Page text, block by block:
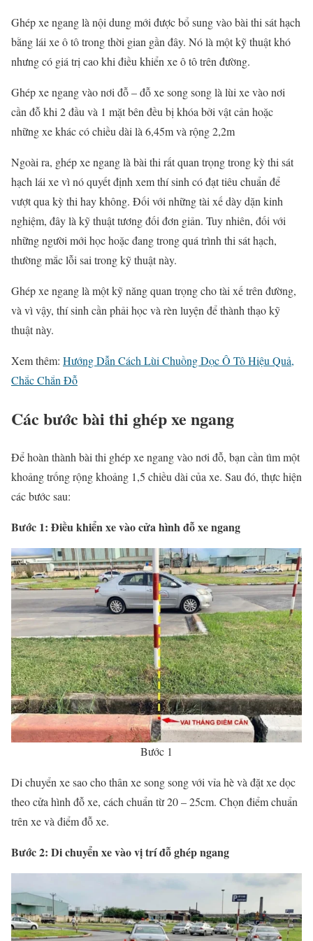
Ghép xe ngang là nội dung mới được bổ sung vào bài thi sát hạch
bằng lái xe ô tô trong thời gian gần đây. Nó là một kỹ thuật khó
nhưng có giá trị cao khi điều khiển xe ô tô trên đường.
Ghép xe ngang vào nơi đỗ – đỗ xe song song là lùi xe vào nơi
cần đỗ khi 2 đầu và 1 mặt bên đều bị khóa bởi vật cản hoặc
những xe khác có chiều dài là 6,45m và rộng 2,2m
Ngoài ra, ghép xe ngang là bài thi rất quan trọng trong kỳ thi sát
hạch lái xe vì nó quyết định xem thí sinh có đạt tiêu chuẩn để
vượt qua kỳ thi hay không. Đối với những tài xế dày dặn kinh
nghiệm, đây là kỹ thuật tương đối đơn giản. Tuy nhiên, đối với
những người mới học hoặc đang trong quá trình thi sát hạch,
thường mắc lỗi sai trong kỹ thuật này.
Ghép xe ngang là một kỹ năng quan trọng cho tài xế trên đường,
và vì vậy, thí sinh cần phải học và rèn luyện để thành thạo kỹ
thuật này.
Xem thêm: Hướng Dẫn Cách Lùi Chuồng Dọc Ô Tô Hiệu Quả,
Chắc Chắn Đỗ
Các bước bài thi ghép xe ngang
Để hoàn thành bài thi ghép xe ngang vào nơi đỗ, bạn cần tìm một
khoảng trống rộng khoảng 1,5 chiều dài của xe. Sau đó, thực hiện
các bước sau:
Bước 1: Điều khiển xe vào cửa hình đỗ xe ngang
Bước 1
Di chuyển xe sao cho thân xe song song với vỉa hè và đặt xe dọc
theo cửa hình đỗ xe, cách chuẩn từ 20 – 25cm. Chọn điểm chuẩn
trên xe và điểm đỗ xe.
Bước 2: Di chuyển xe vào vị trí đỗ ghép ngang